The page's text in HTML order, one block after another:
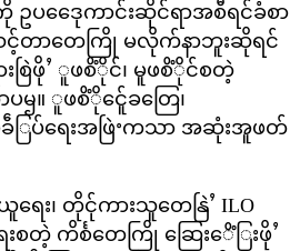
ကို ဥပဒေေုကာင်းဆိုင်ရာအစီရင်ခံစာ
သင့်တာတေကြို မလိုက်နာဘူးဆိုရင်
ြဲဖိုႛ ူဖစိံိုင်၊ မူဖစိံိုင်စတဲ့
ၝ။ ူဖစိံိုင်ေူခတြေ၊
ပ်ရေးအဖြဲႚကသာ အဆုံးအူဖတ်
ေး၊ တိုင်ုကားသူတေနြဲႛ ILO
တဲ့ ကိင်္စတေကြို ဆြေးေိံြးဖိုႛ